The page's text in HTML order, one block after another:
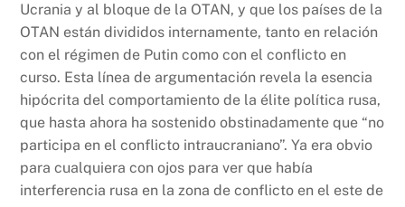
Ucrania y al bloque de la OTAN, y que los países de la
OTAN están divididos internamente, tanto en relación
con el régimen de Putin como con el conflicto en
curso. Esta línea de argumentación revela la esencia
hipócrita del comportamiento de la élite política rusa,
que hasta ahora ha sostenido obstinadamente que “no
participa en el conflicto intraucraniano”. Ya era obvio
para cualquiera con ojos para ver que había
interferencia rusa en la zona de conflicto en el este de